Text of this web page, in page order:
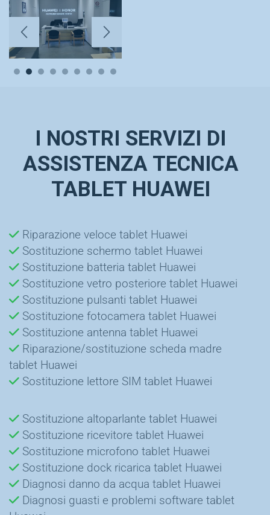
I NOSTRI SERVIZI DI
ASSISTENZA TECNICA
TABLET HUAWEI
Riparazione veloce tablet Huawei
Sostituzione schermo tablet Huawei
Sostituzione batteria tablet Huawei
Sostituzione vetro posteriore tablet Huawei
Sostituzione pulsanti tablet Huawei
Sostituzione fotocamera tablet Huawei
Sostituzione antenna tablet Huawei
Riparazione/sostituzione scheda madre
tablet Huawei
Sostituzione lettore SIM tablet Huawei
Sostituzione altoparlante tablet Huawei
Sostituzione ricevitore tablet Huawei
Sostituzione microfono tablet Huawei
Sostituzione dock ricarica tablet Huawei
Diagnosi danno da acqua tablet Huawei
Diagnosi guasti e problemi software tablet